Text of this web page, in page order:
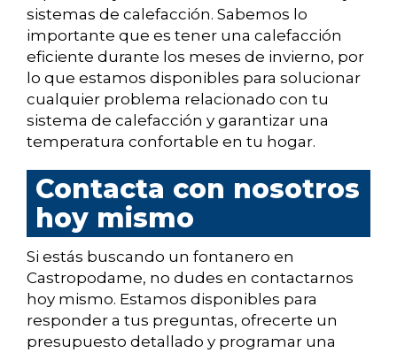
sistemas de calefacción. Sabemos lo
importante que es tener una calefacción
eficiente durante los meses de invierno, por
lo que estamos disponibles para solucionar
cualquier problema relacionado con tu
sistema de calefacción y garantizar una
temperatura confortable en tu hogar.
Contacta con nosotros
hoy mismo
Si estás buscando un fontanero en
Castropodame, no dudes en contactarnos
hoy mismo. Estamos disponibles para
responder a tus preguntas, ofrecerte un
presupuesto detallado y programar una